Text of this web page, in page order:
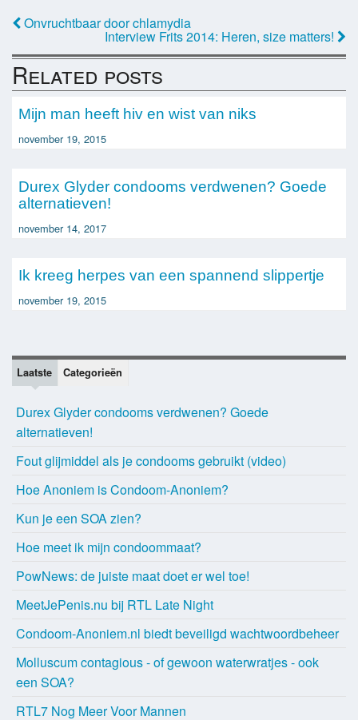
Onvruchtbaar door chlamydia
Interview Frits 2014: Heren, size matters!
Related posts
Mijn man heeft hiv en wist van niks
november 19, 2015
Durex Glyder condooms verdwenen? Goede
alternatieven!
november 14, 2017
Ik kreeg herpes van een spannend slippertje
november 19, 2015
Laatste Categorieën
Durex Glyder condooms verdwenen? Goede
alternatieven!
Fout glijmiddel als je condooms gebruikt (video)
Hoe Anoniem is Condoom-Anoniem?
Kun je een SOA zien?
Hoe meet ik mijn condoommaat?
PowNews: de juiste maat doet er wel toe!
MeetJePenis.nu bij RTL Late Night
Condoom-Anoniem.nl biedt beveiligd wachtwoordbeheer
Molluscum contagious - of gewoon waterwratjes - ook
een SOA?
RTL7 Nog Meer Voor Mannen